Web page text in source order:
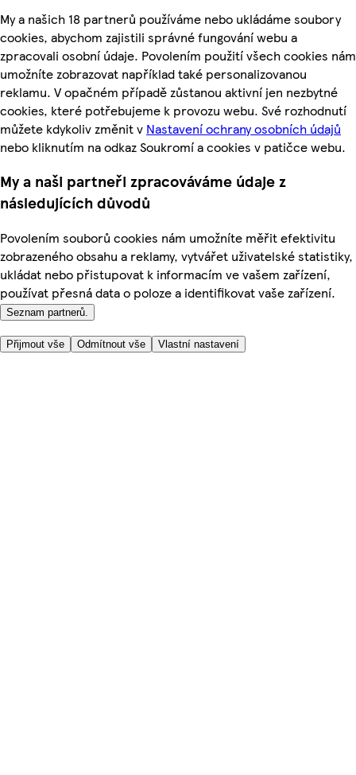
My a našich 18 partnerů používáme nebo ukládáme soubory
cookies, abychom zajistili správné fungování webu a
zpracovali osobní údaje. Povolením použití všech cookies nám
umožníte zobrazovat například také personalizovanou
reklamu. V opačném případě zůstanou aktivní jen nezbytné
cookies, které potřebujeme k provozu webu. Své rozhodnutí
můžete kdykoliv změnit v Nastavení ochrany osobních údajů
nebo kliknutím na odkaz Soukromí a cookies v patičce webu.
My a naši partneři zpracováváme údaje z
následujících důvodů
Povolením souborů cookies nám umožníte měřit efektivitu
zobrazeného obsahu a reklamy, vytvářet uživatelské statistiky,
ukládat nebo přistupovat k informacím ve vašem zařízení,
používat přesná data o poloze a identifikovat vaše zařízení.
Seznam partnerů.
Přijmout vše Odmítnout vše Vlastní nastavení